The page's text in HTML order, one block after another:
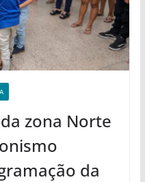
zona Norte
da